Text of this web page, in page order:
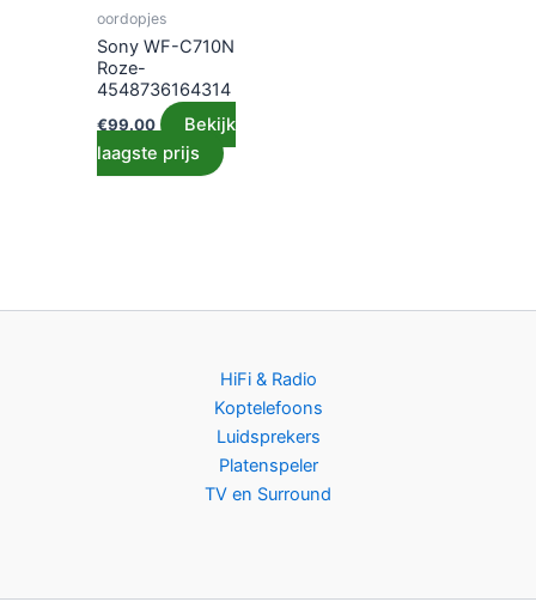
oordopjes
Sony WF-C710N
Roze-
4548736164314
€99.00
Bekijk
laagste prijs
HiFi & Radio
Koptelefoons
Luidsprekers
Platenspeler
TV en Surround